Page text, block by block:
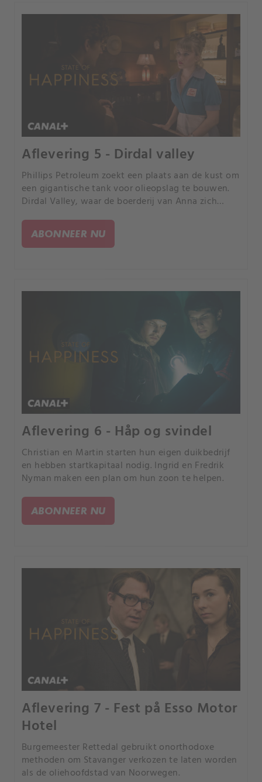
Aflevering 5 - Dirdal valley
Phillips Petroleum zoekt een plaats aan de kust om
een ​​gigantische tank voor olieopslag te bouwen.
Dirdal Valley, waar de boerderij van Anna zich
ABONNEER NU
Aflevering 6 - Håp og svindel
Christian en Martin starten hun eigen duikbedrijf
en hebben startkapitaal nodig. Ingrid en Fredrik
Nyman maken een plan om hun zoon te helpen.
ABONNEER NU
Aflevering 7 - Fest på Esso Motor
Hotel
Burgemeester Rettedal gebruikt onorthodoxe
methoden om Stavanger verkozen te laten worden
als de oliehoofdstad van Noorwegen.